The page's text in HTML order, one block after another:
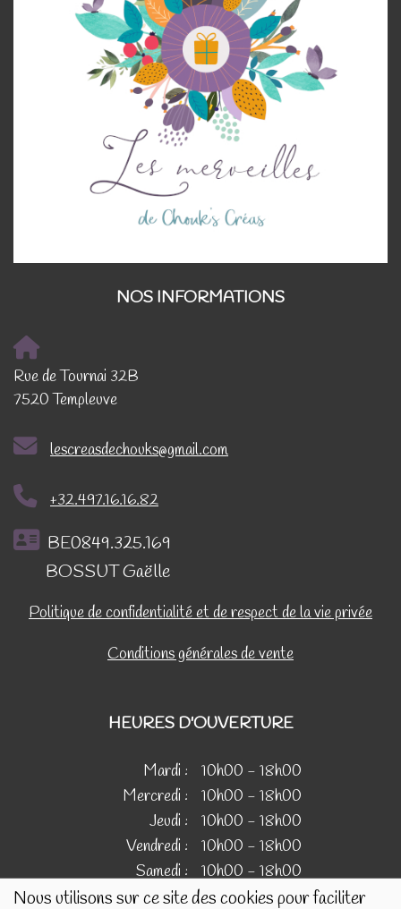
Nous utilisons sur ce site des cookies pour faciliter
NOS INFORMATIONS
Rue de Tournai 32B
7520 Templeuve
lescreasdechouks@gmail.com
+32.497.16.16.82
BE0849.325.169
BOSSUT Gaëlle
Politique de confidentialité et de respect de la vie privée
Conditions générales de vente
HEURES D'OUVERTURE
Mardi :
10h00 - 18h00
Mercredi :
10h00 - 18h00
Jeudi :
10h00 - 18h00
Vendredi :
10h00 - 18h00
Samedi :
10h00 - 18h00